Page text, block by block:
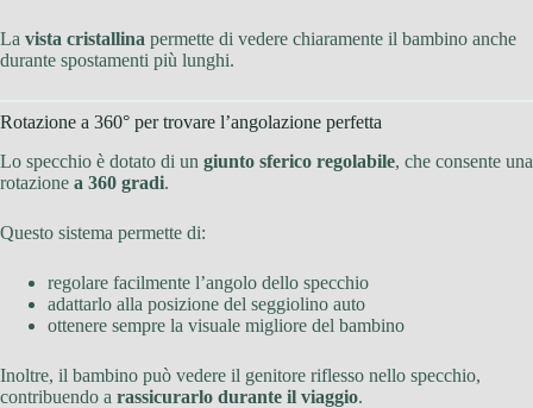
La vista cristallina permette di vedere chiaramente il bambino anche
durante spostamenti più lunghi.
Rotazione a 360° per trovare l’angolazione perfetta
Lo specchio è dotato di un giunto sferico regolabile, che consente una
rotazione a 360 gradi.
Questo sistema permette di:
regolare facilmente l’angolo dello specchio
adattarlo alla posizione del seggiolino auto
ottenere sempre la visuale migliore del bambino
Inoltre, il bambino può vedere il genitore riflesso nello specchio,
contribuendo a rassicurarlo durante il viaggio.